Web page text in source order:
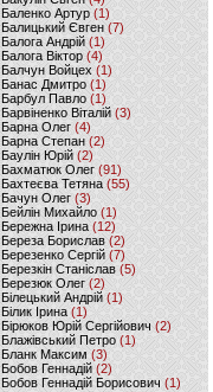
Баленко Артур(1)
Балицький Євген(7)
Балога Андрій (1)
Балога Віктор (4)
Балчун Войцех (1)
Банас Дмитро (1)
Барбул Павло(1)
Барвіненко Віталій(3)
Барна Олег (4)
Барна Степан (2)
Баулін Юрій (2)
Бахматюк Олег (91)
Бахтеєва Тетяна(55)
Бачун Олег (3)
Бейлін Михайло (1)
Бережна Ірина(12)
Береза Борислав(2)
Березенко Сергій (7)
Березкін Станіслав (5)
Березюк Олег(2)
Білецький Андрій (1)
Білик Ірина (1)
Бірюков Юрій Сергійович (2)
Блажівський Петро (1)
Бланк Максим(3)
Бобов Геннадій (2)
Бобов Геннадій Борисович (1)